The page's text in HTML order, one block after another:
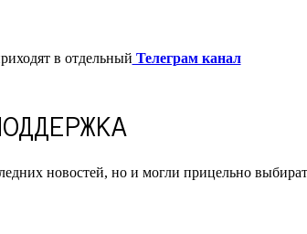
в отдельный Телеграм канал
новостей, но и могли прицельно